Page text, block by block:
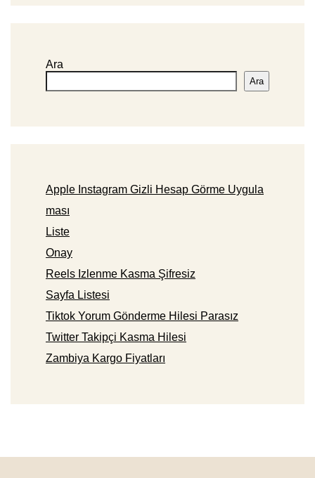
Ara
Ara
Apple Instagram Gizli Hesap Görme Uygula
ması
Liste
Onay
Reels Izlenme Kasma Şifresiz
Sayfa Listesi
Tiktok Yorum Gönderme Hilesi Parasız
Twitter Takipçi Kasma Hilesi
Zambiya Kargo Fiyatları